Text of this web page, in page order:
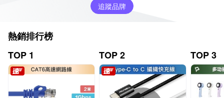
追蹤品牌
熱銷排行榜
TOP 1
TOP 2 TOP 3